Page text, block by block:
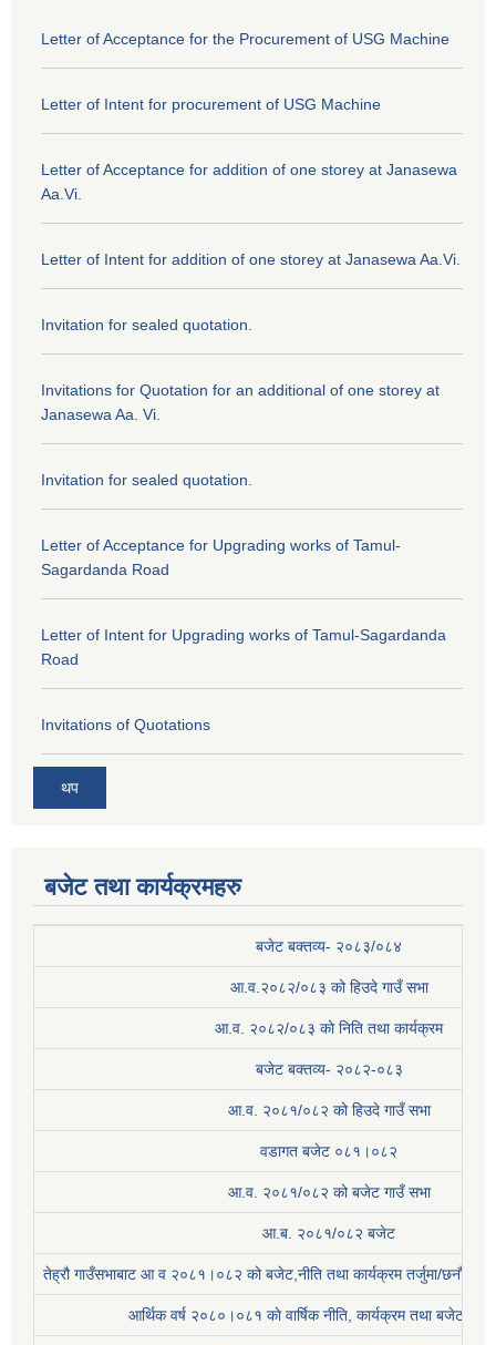
Letter of Acceptance for the Procurement of USG Machine
Letter of Intent for procurement of USG Machine
Letter of Acceptance for addition of one storey at Janasewa
Aa.Vi.
Letter of Intent for addition of one storey at Janasewa Aa.Vi.
Invitation for sealed quotation.
Invitations for Quotation for an additional of one storey at
Janasewa Aa. Vi.
Invitation for sealed quotation.
Letter of Acceptance for Upgrading works of Tamul-
Sagardanda Road
Letter of Intent for Upgrading works of Tamul-Sagardanda
Road
Invitations of Quotations
थप
बजेट तथा कार्यक्रमहरु
बजेट बक्तव्य- २०८३/०८४
आ.व.२०८२/०८३ को हिउदे गाउँ सभा
आ.व. २०८२/०८३ को निति तथा कार्यक्रम
बजेट बक्तव्य- २०८२-०८३
आ.व. २०८१/०८२ को हिउदे गाउँ सभा
वडागत बजेट ०८१।०८२
आ.व. २०८१/०८२ को बजेट गाउँ सभा
आ.ब. २०८१/०८२ बजेट
तेह्रौ गाउँसभाबाट आ व २०८१।०८२ को बजेट,नीति तथा कार्यक्रम तर्जुमा/छनौट
आर्थिक वर्ष २०८०।०८१ काे वार्षिक नीति, कार्यक्रम तथा बजेट